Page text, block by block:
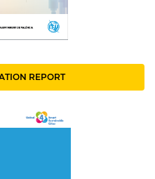
REPORT